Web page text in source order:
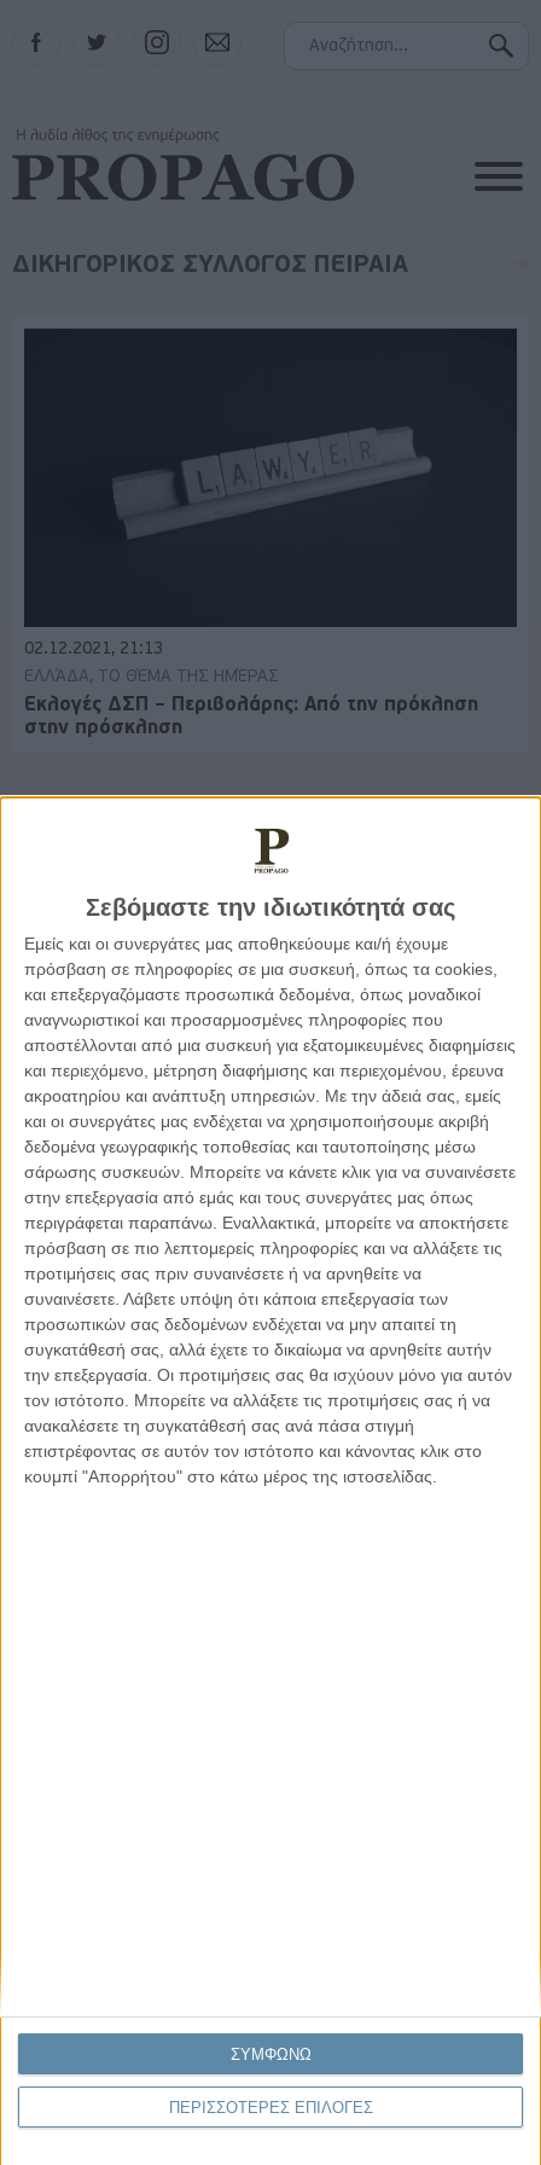
Σεβόμαστε την ιδιωτικότητά σας
Εμείς και οι συνεργάτες μας αποθηκεύουμε και/ή έχουμε
πρόσβαση σε πληροφορίες σε μια συσκευή, όπως τα cookies,
και επεξεργαζόμαστε προσωπικά δεδομένα, όπως μοναδικοί
αναγνωριστικοί και προσαρμοσμένες πληροφορίες που
αποστέλλονται από μια συσκευή για εξατομικευμένες διαφημίσεις
και περιεχόμενο, μέτρηση διαφήμισης και περιεχομένου, έρευνα
ακροατηρίου και ανάπτυξη υπηρεσιών. Με την άδειά σας, εμείς
και οι συνεργάτες μας ενδέχεται να χρησιμοποιήσουμε ακριβή
δεδομένα γεωγραφικής τοποθεσίας και ταυτοποίησης μέσω
σάρωσης συσκευών. Μπορείτε να κάνετε κλικ για να συναινέσετε
στην επεξεργασία από εμάς και τους συνεργάτες μας όπως
περιγράφεται παραπάνω. Εναλλακτικά, μπορείτε να αποκτήσετε
πρόσβαση σε πιο λεπτομερείς πληροφορίες και να αλλάξετε τις
προτιμήσεις σας πριν συναινέσετε ή να αρνηθείτε να
συναινέσετε. Λάβετε υπόψη ότι κάποια επεξεργασία των
προσωπικών σας δεδομένων ενδέχεται να μην απαιτεί τη
συγκατάθεσή σας, αλλά έχετε το δικαίωμα να αρνηθείτε αυτήν
την επεξεργασία. Οι προτιμήσεις σας θα ισχύουν μόνο για αυτόν
τον ιστότοπο. Μπορείτε να αλλάξετε τις προτιμήσεις σας ή να
ανακαλέσετε τη συγκατάθεσή σας ανά πάσα στιγμή
επιστρέφοντας σε αυτόν τον ιστότοπο και κάνοντας κλικ στο
κουμπί "Απορρήτου" στο κάτω μέρος της ιστοσελίδας.
ΠΕΡΙΣΣΟΤΕΡΕΣ ΕΠΙΛΟΓΕΣ
ΣΥΜΦΩΝΩ
Instagram
ΔΙΚΗΓΟΡΙΚΟΣ ΣΥΛΛΟΓΟΣ ΠΕΙΡΑΙΑ
02.12.2021, 21:13
ΕΛΛΆΔΑ, ΤΟ ΘΈΜΑ ΤΗΣ ΗΜΈΡΑΣ
Εκλογές ΔΣΠ – Περιβολάρης: Από την πρόκληση
στην πρόσκληση
Κέλλυ Καμπάκη
Κέλλυ Καμπάκη: Η μαμά της Έμμας
γράφει για την “ισόβια καταδίκη
της”
Γιάννης Πανούσης
Οι μόνοι αθώοι
Αντώνιος Ντακανάλης
Τέμπη: Η Κορυφή του Παγόβουνου
μιας Κοινωνίας που βράζει
Γιάννης Πανούσης
Μικροδιάβολοι ή άγουροι
εγκληματίες; – Άρθρο – παρέμβαση
στο Propago του Γιάννη Πανούση
Να αφήνεις τους ανθρώπους να είναι (letting